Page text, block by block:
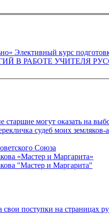
«Говорим красиво и пишем правильно»
старшие могут оказать на
судеб моих земляков-
Союза
«Мастер и Маргарита»
"Мастер и Маргарита"
свои поступки на страницах